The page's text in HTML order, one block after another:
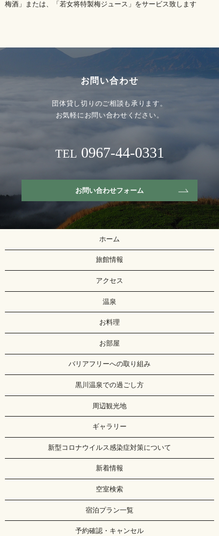
梅酒」または、「若女将特製梅ジュース」をサービス致します
お問い合わせ
団体貸し切りのご相談も承ります。
お気軽にお問い合わせください。
TEL 0967-44-0331
お問い合わせフォーム
ホーム
旅館情報
アクセス
温泉
お料理
お部屋
バリアフリーへの取り組み
黒川温泉での過ごし方
周辺観光地
ギャラリー
新型コロナウイルス感染症対策について
新着情報
空室検索
宿泊プラン一覧
予約確認・キャンセル